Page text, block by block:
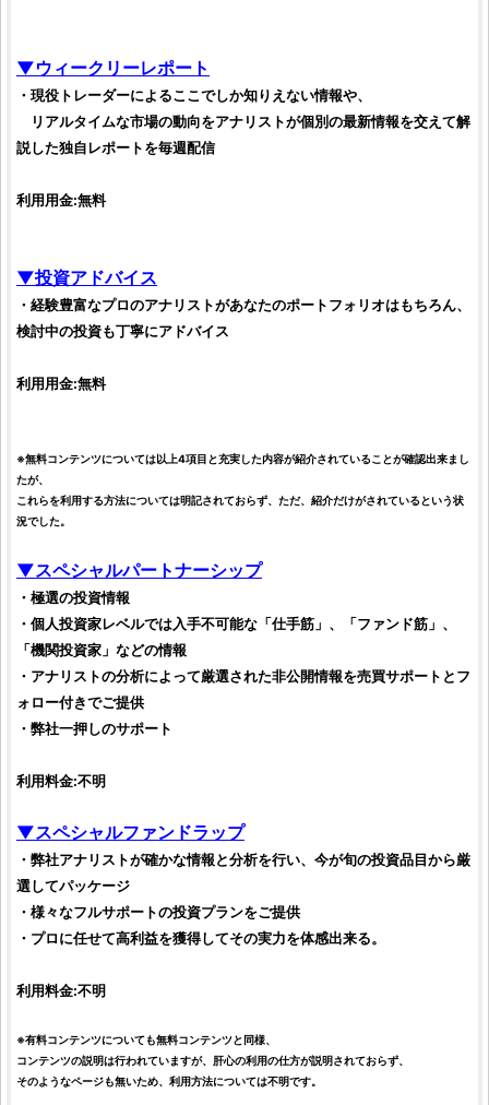
▼ウィークリーレポート
・現役トレーダーによるここでしか知りえない情報や、
リアルタイムな市場の動向をアナリストが個別の最新情報を交えて解
説した独自レポートを毎週配信
利用用金:無料
▼投資アドバイス
・経験豊富なプロのアナリストがあなたのポートフォリオはもちろん、
検討中の投資も丁寧にアドバイス
利用用金:無料
※無料コンテンツについては以上4項目と充実した内容が紹介されていることが確認出来まし
たが、
これらを利用する方法については明記されておらず、ただ、紹介だけがされているという状
況でした。
▼スペシャルパートナーシップ
・極選の投資情報
・ 個人投資家レベルでは入手不可能な「仕手筋」、「ファンド筋」、
「機関投資家 」などの情報
・アナリストの分析によって厳選された非公開情報を売買サポートとフ
ォロー付きでご提供
・弊社一押しのサポート
利用料金:不明
▼スペシャルファンドラップ
・弊社アナリストが確かな情報と分析を行い、今が旬の投資品目から厳
選してパッケージ
・様々なフルサポートの投資プランをご提供
・プロに任せて高利益を獲得してその実力を体感出来る。
利用料金:不明
※有料コンテンツについても無料コンテンツと同様、
コンテンツの説明は行われていますが、肝心の利用の仕方が説明されておらず、
そのようなページも無いため、利用方法については不明です。